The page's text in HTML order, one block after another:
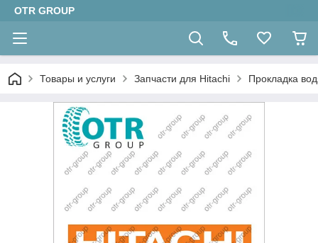
OTR GROUP
Товары и услуги Запчасти для Hitachi Прокладка